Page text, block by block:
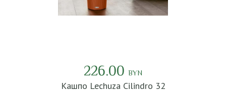
226.00 BYN
Кашпо Lechuza Cilindro 32